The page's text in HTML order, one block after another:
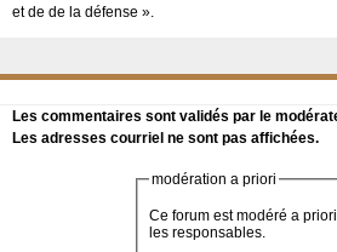
et de de la défense ».
Les commentaires sont validés par le
Les adresses courriel ne sont pas affichées.
modération a priori
Ce forum est modéré a
les responsables.